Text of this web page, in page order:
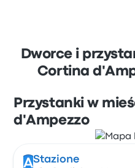
Dworce i
Cortina
Przystanki w
d'Ampezzo
AStazione